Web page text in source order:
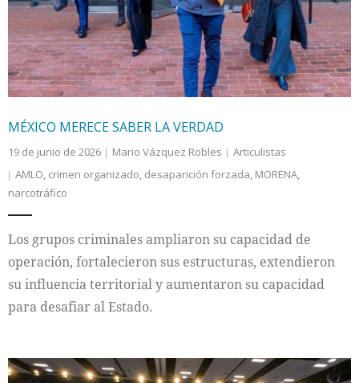
MÉXICO MERECE SABER LA VERDAD
19 de junio de 2026 Mario Vázquez Robles
Articulistas
AMLO, crimen organizado, desaparición forzada, MORENA,
narcotráfico
Los grupos criminales ampliaron su capacidad de
operación, fortalecieron sus estructuras, extendieron
su influencia territorial y aumentaron su capacidad
para desafiar al Estado.